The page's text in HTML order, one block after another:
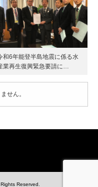
和6年能登半島地震に係る水
業再生復興緊急要請に…
せん。
Reserved.